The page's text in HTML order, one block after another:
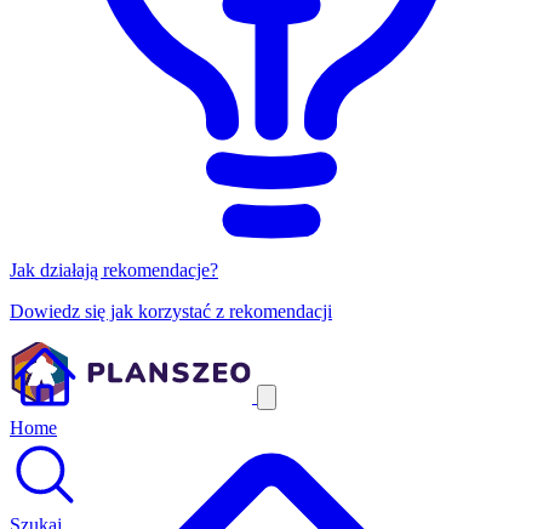
Jak działają rekomendacje?
Dowiedz się jak korzystać z rekomendacji
Home
Szukaj